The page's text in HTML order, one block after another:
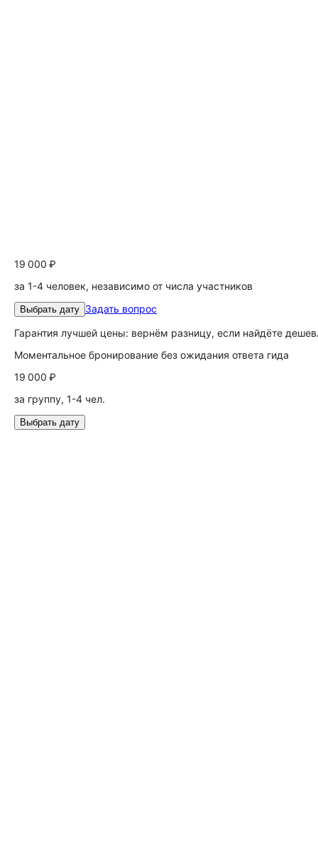
19 000 ₽
за 1-4 человек, независимо от числа участников
Выбрать дату Задать вопрос
Гарантия лучшей цены: вернём разницу, если найдёте
Моментальное бронирование без ожидания ответа гида
19 000 ₽
за группу, 1-4 чел.
Выбрать дату